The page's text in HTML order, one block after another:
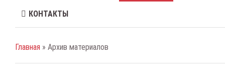
КОНТАКТЫ
Главная » Архив материалов